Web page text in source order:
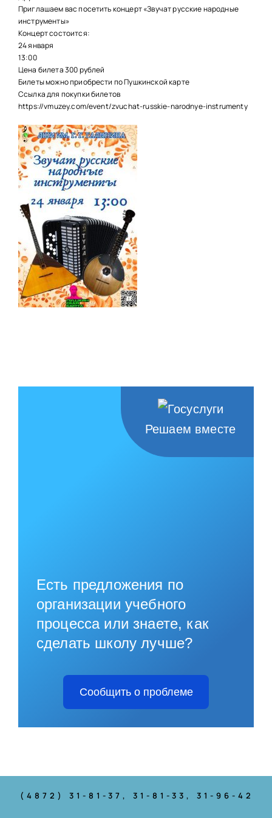
НАШИ ПРОЕКТЫ
СВЕДЕНИЯ ОБ ОО
КОНТАКТЫ
ОТЗЫВЫ
Приглашаем вас посетить концерт «Звучат русские народные
инструменты»
Концерт состоится:
24 января
13:00
Цена билета 300 рублей
Билеты можно приобрести по Пушкинской карте
Ссылка для покупки билетов
https://vmuzey.com/event/zvuchat-russkie-narodnye-instrumenty
Решаем вместе
Есть предложения по
организации учебного
процесса или знаете, как
сделать школу лучше?
Сообщить о проблеме
(4872) 31-81-37, 31-81-33, 31-96-42